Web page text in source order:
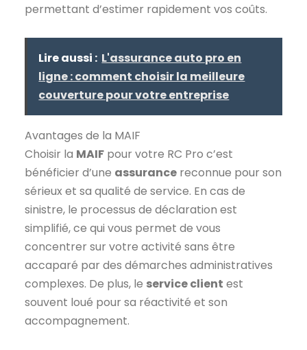
permettant d’estimer rapidement vos coûts.
Lire aussi : L'assurance auto pro en
ligne : comment choisir la meilleure
couverture pour votre entreprise
Avantages de la MAIF
Choisir la MAIF pour votre RC Pro c’est
bénéficier d’une assurance reconnue pour son
sérieux et sa qualité de service. En cas de
sinistre, le processus de déclaration est
simplifié, ce qui vous permet de vous
concentrer sur votre activité sans être
accaparé par des démarches administratives
complexes. De plus, le service client est
souvent loué pour sa réactivité et son
accompagnement.